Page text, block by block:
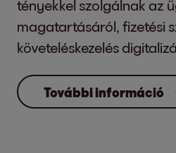
tényekkel szolgálnak az
magatartásáról, fizetési
követeléskezelés
További információ